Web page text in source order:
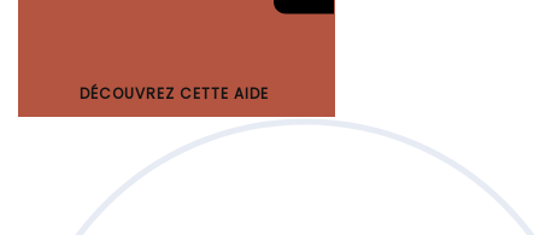
DÉCOUVREZ CETTE AIDE